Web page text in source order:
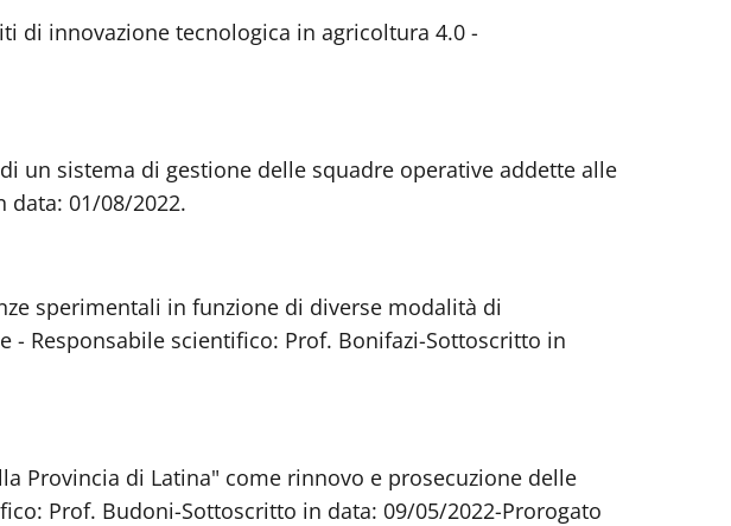
di innovazione tecnologica in agricoltura 4.0 -
un sistema di gestione delle squadre operative addette alle
data: 01/08/2022.
sperimentali in funzione di diverse modalità di
Responsabile scientifico: Prof. Bonifazi-Sottoscritto in
Provincia di Latina" come rinnovo e prosecuzione delle
Prof. Budoni-Sottoscritto in data: 09/05/2022-Prorogato